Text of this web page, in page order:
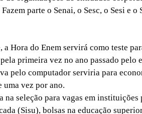
parte o Senai, o Sesc, o Sesi e o
Hora do Enem servirá como teste
primeira vez no ano passado pelo
pelo computador serviria para
uma vez por ano.
na seleção para vagas em
(Sisu), bolsas na educação